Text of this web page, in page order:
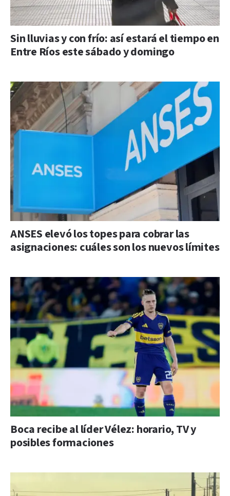
Sin lluvias y con frío: así estará el tiempo en
Entre Ríos este sábado y domingo
ANSES elevó los topes para cobrar las
asignaciones: cuáles son los nuevos límites
Boca recibe al líder Vélez: horario, TV y
posibles formaciones